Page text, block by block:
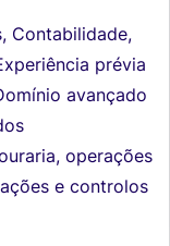
Contabilidade,
prévia
avançado
operações
e controlos